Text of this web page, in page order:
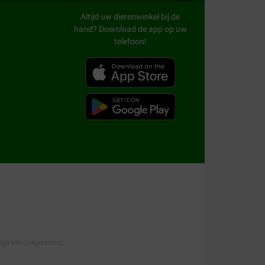
Altijd uw dierenwinkel bij de
hand? Download de app op uw
telefoon!